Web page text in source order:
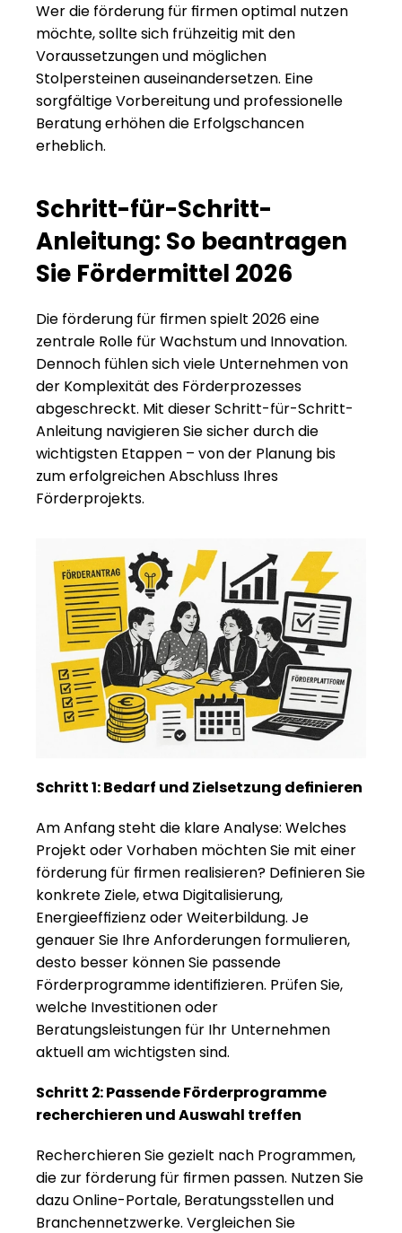
Wer die förderung für firmen optimal nutzen
möchte, sollte sich frühzeitig mit den
Voraussetzungen und möglichen
Stolpersteinen auseinandersetzen. Eine
sorgfältige Vorbereitung und professionelle
Beratung erhöhen die Erfolgschancen
erheblich.
Schritt-für-Schritt-
Anleitung: So beantragen
Sie Fördermittel 2026
Die förderung für firmen spielt 2026 eine
zentrale Rolle für Wachstum und Innovation.
Dennoch fühlen sich viele Unternehmen von
der Komplexität des Förderprozesses
abgeschreckt. Mit dieser Schritt-für-Schritt-
Anleitung navigieren Sie sicher durch die
wichtigsten Etappen – von der Planung bis
zum erfolgreichen Abschluss Ihres
Förderprojekts.
Schritt 1: Bedarf und Zielsetzung definieren
Am Anfang steht die klare Analyse: Welches
Projekt oder Vorhaben möchten Sie mit einer
förderung für firmen realisieren? Definieren Sie
konkrete Ziele, etwa Digitalisierung,
Energieeffizienz oder Weiterbildung. Je
genauer Sie Ihre Anforderungen formulieren,
desto besser können Sie passende
Förderprogramme identifizieren. Prüfen Sie,
welche Investitionen oder
Beratungsleistungen für Ihr Unternehmen
aktuell am wichtigsten sind.
Schritt 2: Passende Förderprogramme
recherchieren und Auswahl treffen
Recherchieren Sie gezielt nach Programmen,
die zur förderung für firmen passen. Nutzen Sie
dazu Online-Portale, Beratungsstellen und
Branchennetzwerke. Vergleichen Sie